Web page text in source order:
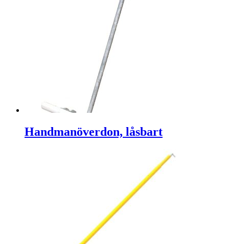
Handmanöverdon, låsbart